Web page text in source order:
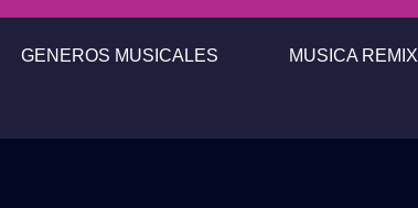
GENEROS MUSICALES MUSICA REMIX